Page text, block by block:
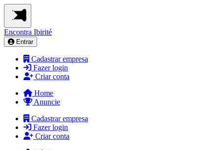
Encontra Ibirité
Entrar
Cadastrar empresa
Fazer login
Criar conta
Home
Anuncie
Cadastrar empresa
Fazer login
Criar conta